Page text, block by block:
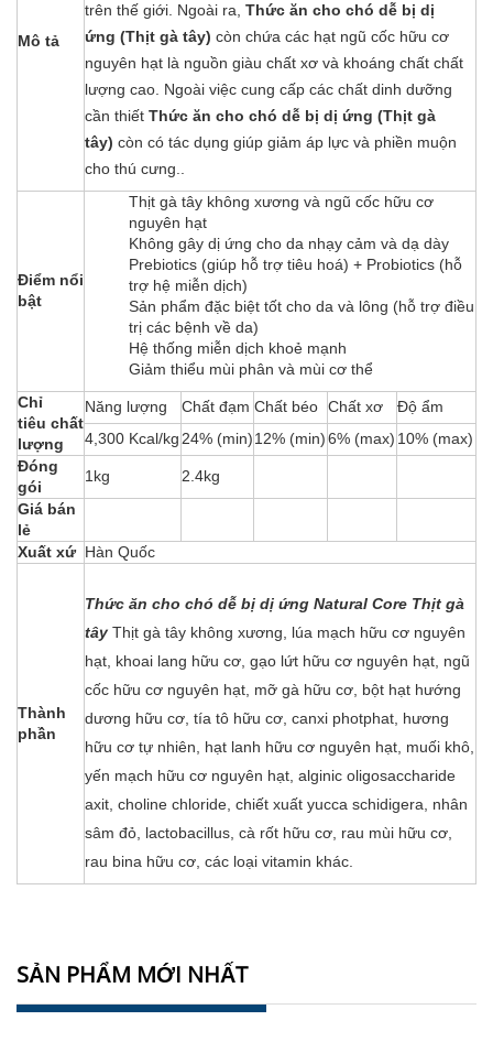
Mô tả
trên thế giới. Ngoài ra, Thức ăn cho chó dễ bị dị
ứng (Thịt gà tây) còn chứa các hạt ngũ cốc hữu cơ
nguyên hạt là nguồn giàu chất xơ và khoáng chất chất
lượng cao. Ngoài việc cung cấp các chất dinh dưỡng
cần thiết Thức ăn cho chó dễ bị dị ứng (Thịt gà
tây) còn có tác dụng giúp giảm áp lực và phiền muộn
cho thú cưng..
Điểm nổi
bật
Thịt gà tây không xương và ngũ cốc hữu cơ
nguyên hạt
Không gây dị ứng cho da nhạy cảm và dạ dày
Prebiotics (giúp hỗ trợ tiêu hoá) + Probiotics (hỗ
trợ hệ miễn dịch)
Sản phẩm đặc biệt tốt cho da và lông (hỗ trợ điều
trị các bệnh về da)
Hệ thống miễn dịch khoẻ mạnh
Giảm thiểu mùi phân và mùi cơ thể
Chỉ
tiêu chất
lượng
Năng lượng Chất đạm Chất béo Chất xơ
Độ ẩm
4,300 Kcal/kg 24% (min)12% (min)6% (max) 10% (max)
Đóng
gói
1kg
2.4kg
Giá bán
lẻ
Xuất xứ Hàn Quốc
Thành
phần
Thức ăn cho chó dễ bị dị ứng Natural Core Thịt gà
tây Thịt gà tây không xương, lúa mạch hữu cơ nguyên
hạt, khoai lang hữu cơ, gạo lứt hữu cơ nguyên hạt, ngũ
cốc hữu cơ nguyên hạt, mỡ gà hữu cơ, bột hạt hướng
dương hữu cơ, tía tô hữu cơ, canxi photphat, hương
hữu cơ tự nhiên, hạt lanh hữu cơ nguyên hạt, muối khô,
yến mạch hữu cơ nguyên hạt, alginic oligosaccharide
axit, choline chloride, chiết xuất yucca schidigera, nhân
sâm đỏ, lactobacillus, cà rốt hữu cơ, rau mùi hữu cơ,
rau bina hữu cơ, các loại vitamin khác.
SẢN PHẨM MỚI NHẤT